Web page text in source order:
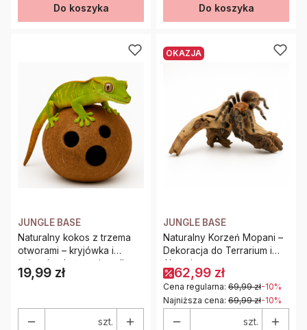
Do koszyka Do koszyka
JUNGLE BASE
Naturalny kokos z trzema
otworami – kryjówka i
zabawka do terrarium dla
gadów i ptaszników
Cena
19,99 zł
szt.
OKAZJA
JUNGLE BASE
Naturalny Korzeń Mopani –
Dekoracja do Terrarium i
Akwarium
62,99 zł
Cena regularna: 69,99 zł-10%
Najniższa cena: 69,99 zł-10%
szt.